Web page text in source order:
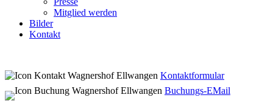
Mitglied werden
Bilder
Kontakt
Kontaktformular
Buchungs-EMail